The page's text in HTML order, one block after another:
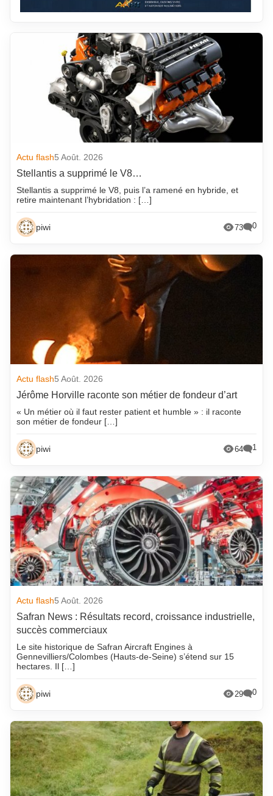
Actu flash5 Août. 2026
Stellantis a supprimé le V8…
Stellantis a supprimé le V8, puis l’a ramené en hybride, et
retire maintenant l’hybridation : […]
piwi 73 0
Actu flash5 Août. 2026
Jérôme Horville raconte son métier de fondeur d’art
« Un métier où il faut rester patient et humble » : il raconte
son métier de fondeur […]
piwi 64 1
Actu flash5 Août. 2026
Safran News : Résultats record, croissance industrielle,
succès commerciaux
Le site historique de Safran Aircraft Engines à
Gennevilliers/Colombes (Hauts-de-Seine) s’étend sur 15
hectares. Il […]
piwi 29 0